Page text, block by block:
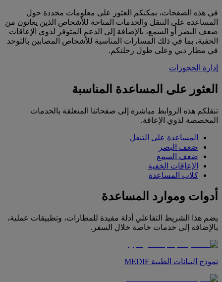
في هذه الصفحات، يمكنكم العثور على معلومات محددة حول
المساعدة على التنقل والخدمات المتاحة للأشخاص الذين يعانون من
ضعف البصر أو السمع، بالإضافة إلى الدعم المتوفر لذوي الإعاقات
الخفية، بما في ذلك المسارات المناسبة للأشخاص المصابين بالتوحد
في مطار دبي وعلى طول رحلتكم.
إدارة الحجوزات
العثور على المساعدة المناسبة
تنقلكم هذه الروابط مباشرة إلى صفحاتنا المتعلقة بالخدمات
المخصصة لذوي الإعاقة.
المساعدة على التنقل
ضعف البصر
ضعف السمع
الإعاقات الخفية
كلاب المساعدة
أدوات وموارد المساعدة
يضم هذا الشريط التفاعلي أدلة مفيدة للمطارات، وتطبيقات عملية،
بالإضافة إلى خدمات خاصة خلال السفر.
نموذج البيانات الطبية MEDIF